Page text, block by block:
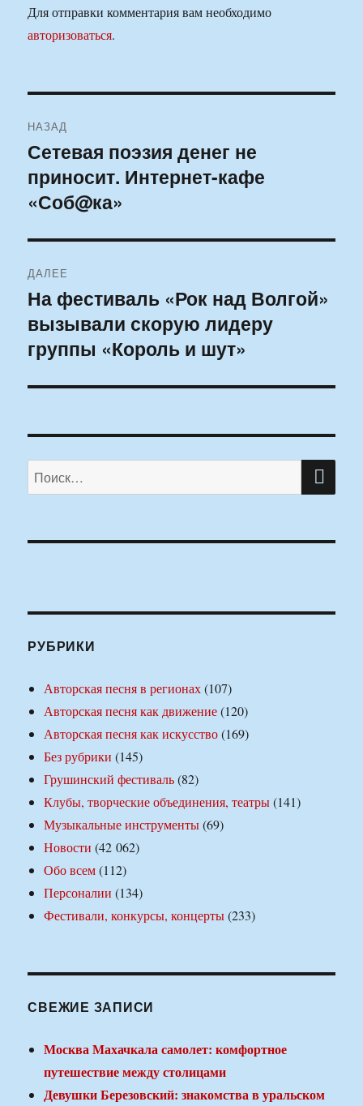
Для отправки комментария вам необходимо
авторизоваться.
по
записям
НАЗАД
Предыдущая
запись:
Сетевая поэзия денег не
приносит. Интернет-кафе
«Соб@ка»
ДАЛЕЕ
Следующая
запись:
На фестиваль «Рок над Волгой»
вызывали скорую лидеру
группы «Король и шут»
Искать:
РУБРИКИ
Авторская песня в регионах(107)
Авторская песня как движение(120)
Авторская песня как искусство(169)
Без рубрики (145)
Грушинский фестиваль(82)
Клубы, творческие объединения, театры(141)
Музыкальные инструменты(69)
Новости (42 062)
Обо всем(112)
Персоналии (134)
Фестивали, конкурсы, концерты(233)
СВЕЖИЕ ЗАПИСИ
Москва Махачкала самолет: комфортное
путешествие между столицами
Девушки Березовский: знакомства в уральском